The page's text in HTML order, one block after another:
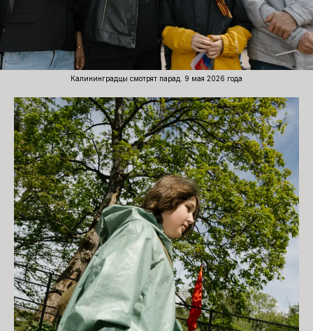
Калининградцы смотрят парад. 9 мая 2026 года